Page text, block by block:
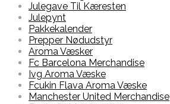
Julegave Til Kæresten
Julepynt
Pakkekalender
Prepper Nødudstyr
Aroma Væsker
Fc Barcelona Merchandise
Ivg Aroma Væske
Fcukin Flava Aroma Væske
Manchester United Merchandise